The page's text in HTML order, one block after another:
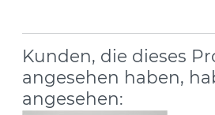
Kunden, die dieses
angesehen haben,
angesehen: